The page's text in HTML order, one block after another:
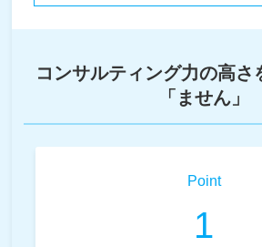
コンサルティング力の高さ
「ません」
Point
1